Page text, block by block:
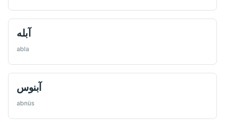
آبله
abla
آبنوس
abnüs